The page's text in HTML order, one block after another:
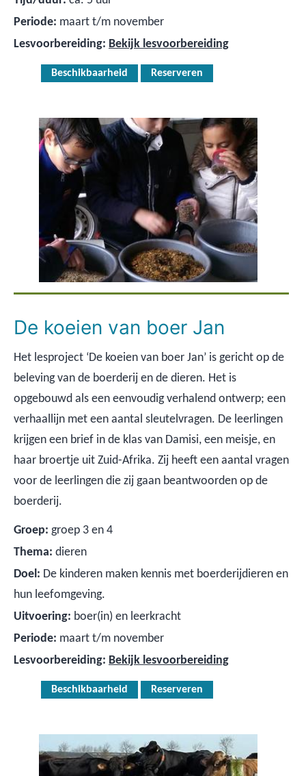
Periode: maart t/m november
Lesvoorbereiding: Bekijk lesvoorbereiding
Beschikbaarheid Reserveren
De koeien van boer Jan
Het lesproject ‘De koeien van boer Jan’ is gericht op de
beleving van de boerderij en de dieren. Het is
opgebouwd als een eenvoudig verhalend ontwerp; een
verhaallijn met een aantal sleutelvragen. De leerlingen
krijgen een brief in de klas van Damisi, een meisje, en
haar broertje uit Zuid-Afrika. Zij heeft een aantal vragen
voor de leerlingen die zij gaan beantwoorden op de
boerderij.
Groep: groep 3 en 4
Thema: dieren
Doel: De kinderen maken kennis met boerderijdieren en
hun leefomgeving.
Uitvoering: boer(in) en leerkracht
Periode: maart t/m november
Lesvoorbereiding: Bekijk lesvoorbereiding
Beschikbaarheid Reserveren